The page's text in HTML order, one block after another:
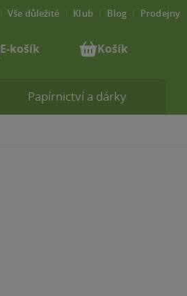
Papírnictví a dárky
Vše důležité Klub Blog Prodejny
E-košík Košík